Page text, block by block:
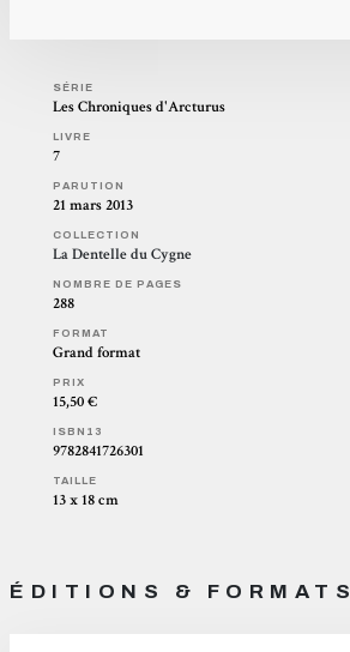
SÉRIE
Les Chroniques d'Arcturus
LIVRE
7
PARUTION
21 mars 2013
COLLECTION
La Dentelle du Cygne
NOMBRE DE PAGES
288
FORMAT
Grand format
PRIX
15,50 €
ISBN13
9782841726301
TAILLE
13 x 18 cm
ÉDITIONS & FORMATS